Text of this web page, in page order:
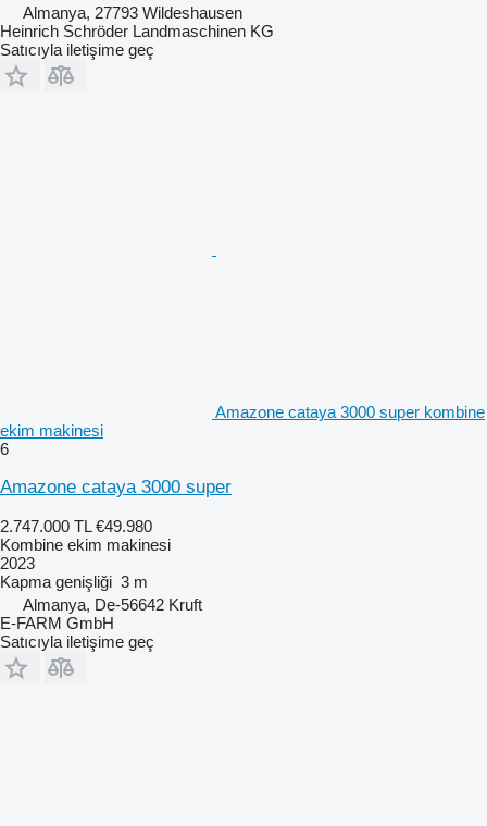
Almanya, 27793 Wildeshausen
Heinrich Schröder Landmaschinen KG
Satıcıyla iletişime geç
Amazone cataya 3000 super kombine
ekim makinesi
6
Amazone cataya 3000 super
2.747.000 TL €49.980
Kombine ekim makinesi
2023
Kapma genişliği 3 m
Almanya, De-56642 Kruft
E-FARM GmbH
Satıcıyla iletişime geç